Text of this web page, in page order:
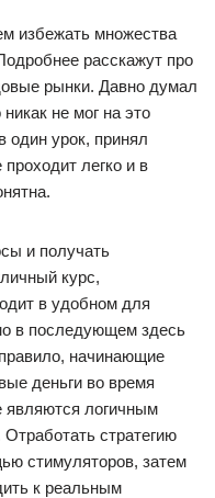
избежать множества
расскажут про
рынки. Давно думал
не мог на это
один урок, принял
легко и в
и получать
курс,
в удобном для
в последующем здесь
начинающие
деньги во время
являются логичным
стратегию
стимуляторов, затем
к реальным